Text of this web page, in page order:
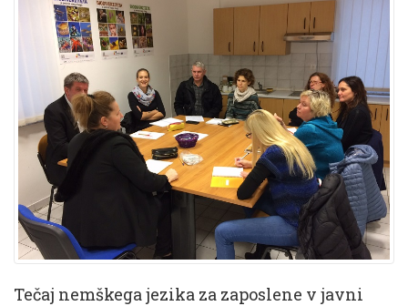
Tečaj nemškega jezika za zaposlene v javni